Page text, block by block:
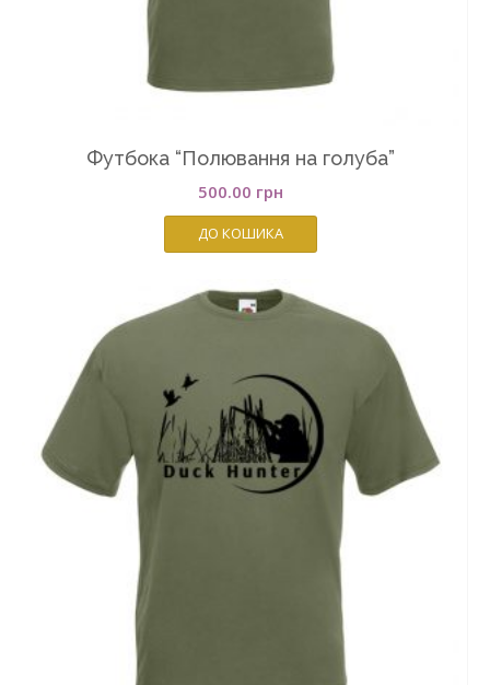
Футбока “Полювання на голуба”
500.00 грн
ДО КОШИКА